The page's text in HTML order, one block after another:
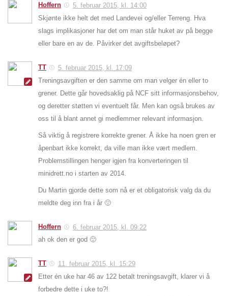
Hoffern
5. februar 2015, kl. 14:00
Skjønte ikke helt det med Landevei og/eller Terreng. Hva
slags implikasjoner har det om man står huket av på begge
eller bare en av de. Påvirker det avgiftsbeløpet?
TT
5. februar 2015, kl. 17:09
Treningsavgiften er den samme om man velger én eller to
grener. Dette går hovedsaklig på NCF sitt informasjonsbehov,
og deretter støtten vi eventuelt får. Men kan også brukes av
oss til å blant annet gi medlemmer relevant informasjon.
Så viktig å registrere korrekte grener. Å ikke ha noen gren er
åpenbart ikke korrekt, da ville man ikke vært medlem.
Problemstillingen henger igjen fra konverteringen til
minidrett.no i starten av 2014.
Du Martin gjorde dette som nå er et obligatorisk valg da du
meldte deg inn fra i år 🙂
Hoffern
6. februar 2015, kl. 09:22
ah ok den er god 🙂
TT
11. februar 2015, kl. 15:29
Etter én uke har 46 av 122 betalt treningsavgift, klarer vi å
forbedre dette i uke to?!